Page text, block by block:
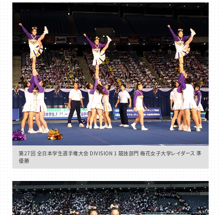
第27回 全日本学生選手権大会 DIVISION 1 競技部門 梅花女子大学レイダース 準
優勝